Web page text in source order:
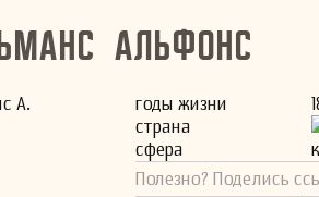
Альфонс
годы жизни
страна
сфера
Полезно? Поделись